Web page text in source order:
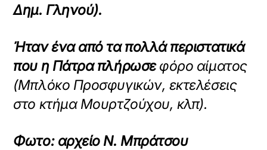
Δημ. Γληνού).
Ήταν ένα από τα πολλά περιστατικά
που η Πάτρα πλήρωσεφόρο αίματος
(Μπλόκο Προσφυγικών, εκτελέσεις
στο κτήμα Μουρτζούχου, κλπ).
Φωτο: αρχείο Ν. Μπράτσου